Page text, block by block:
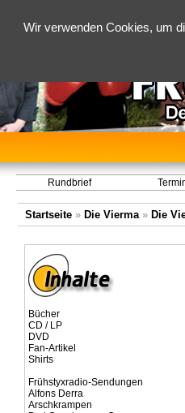
Wir verwenden Cookies, um
Rundbrief
Startseite » Die Vierma» Die
Bücher
CD / LP
DVD
Fan-Artikel
Shirts
Frühstyxradio-Sendungen
Alfons Derra
Arschkrampen